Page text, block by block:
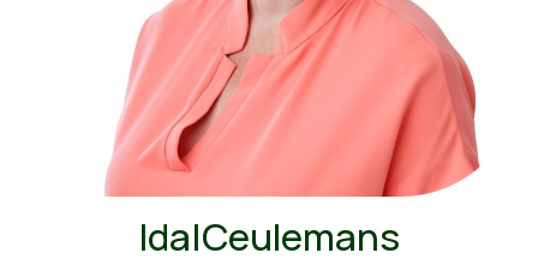
Ida|Ceulemans